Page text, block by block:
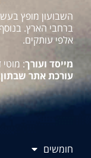
ברחבי הארץ.
אלפי עותקים.
מייסד ועורך: מוטי
עורכת אתר שבתון
חומשים